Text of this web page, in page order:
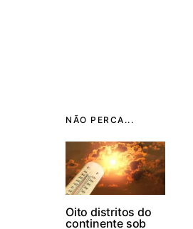
NÃO PERCA...
Oito distritos do
continente sob